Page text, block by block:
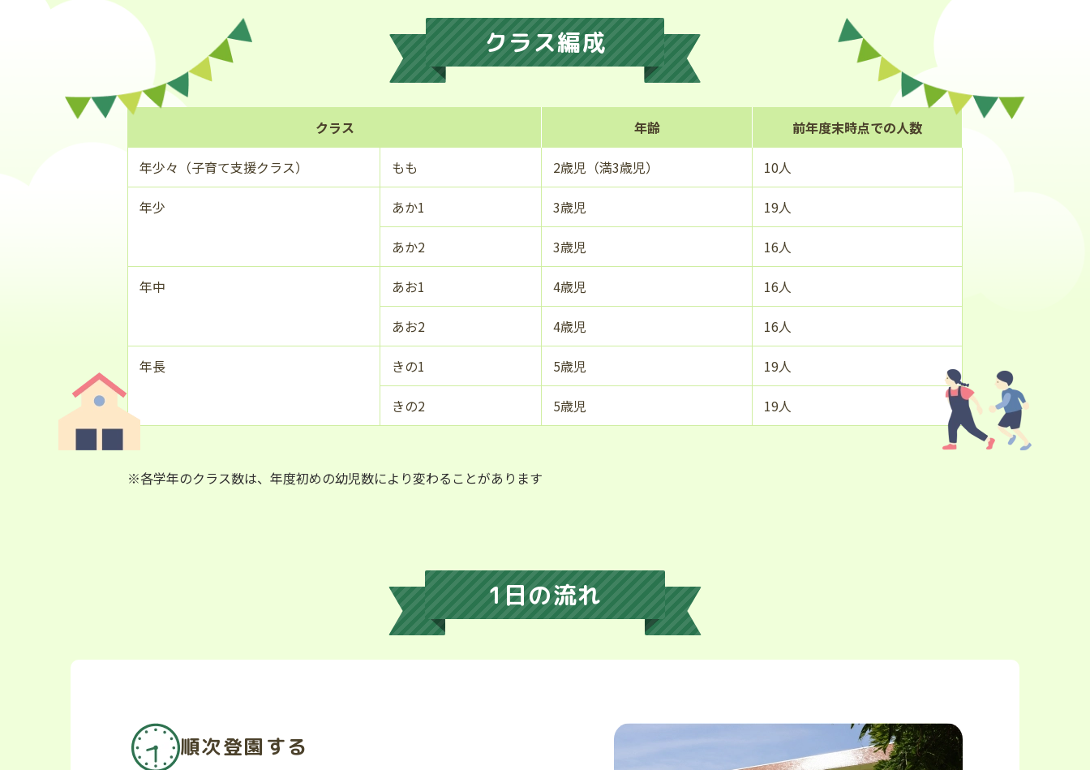
クラス編成
クラス 年齢 前年度末時点での人数
年少々 （子育て支援クラス） もも 2歳児 （満3歳児） 10人
年少 あか1 3歳児 19人
あか2 3歳児 16人
年中 あお1 4歳児 16人
あお2 4歳児 16人
年長 きの1 5歳児 19人
きの2 5歳児 19人
※各学年のクラス数は、年度初めの幼児数により変わることがあります
1日の流れ
順次登園する